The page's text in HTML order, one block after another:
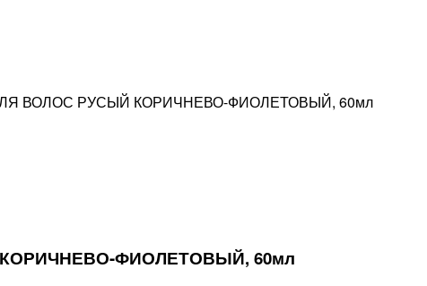
ДЛЯ ВОЛОС РУСЫЙ КОРИЧНЕВО-ФИОЛЕТОВЫЙ, 60мл
КОРИЧНЕВО-ФИОЛЕТОВЫЙ, 60мл